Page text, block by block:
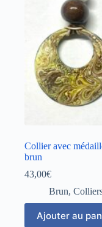
Collier avec
brun
43,00€
Brun,
Ajouter au